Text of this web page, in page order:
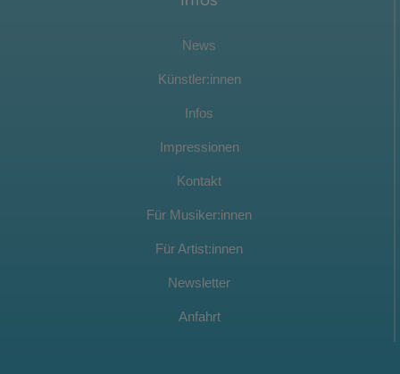
News
Künstler:innen
Infos
Impressionen
Kontakt
Für Musiker:innen
Für Artist:innen
Newsletter
Anfahrt